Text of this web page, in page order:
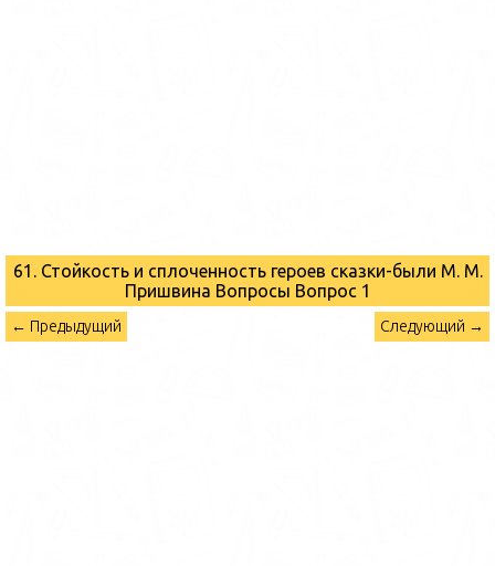
61. Стойкость и сплоченность героев сказки-были М. М.
Пришвина Вопросы Вопрос 1
← Предыдущий Следующий →